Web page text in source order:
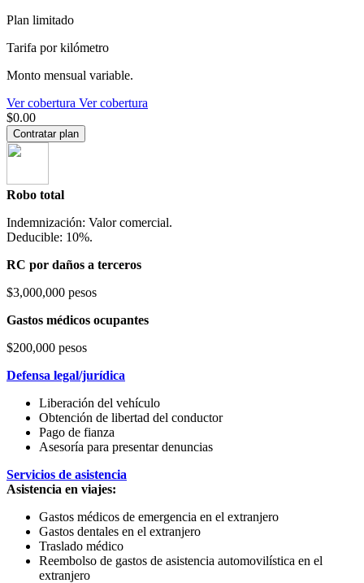
Plan limitado
Tarifa por kilómetro
Monto mensual variable.
Ver cobertura Ver cobertura
$0.00
Contratar plan
Robo total
Indemnización: Valor comercial.
Deducible: 10%.
RC por daños a terceros
$3,000,000 pesos
Gastos médicos ocupantes
$200,000 pesos
Defensa legal/jurídica
Liberación del vehículo
Obtención de libertad del conductor
Pago de fianza
Asesoría para presentar denuncias
Servicios de asistencia
Asistencia en viajes:
Gastos médicos de emergencia en el extranjero
Gastos dentales en el extranjero
Traslado médico
Reembolso de gastos de asistencia automovilística en el
extranjero